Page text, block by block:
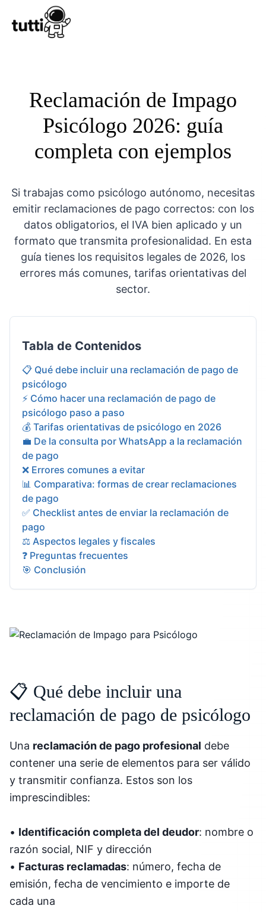
Reclamación de Impago
Psicólogo 2026: guía
completa con ejemplos
Si trabajas como psicólogo autónomo, necesitas
emitir reclamaciones de pago correctos: con los
datos obligatorios, el IVA bien aplicado y un
formato que transmita profesionalidad. En esta
guía tienes los requisitos legales de 2026, los
errores más comunes, tarifas orientativas del
sector.
Tabla de Contenidos
📋 Qué debe incluir una reclamación de pago de
psicólogo
⚡ Cómo hacer una reclamación de pago de
psicólogo paso a paso
💰 Tarifas orientativas de psicólogo en 2026
💼 De la consulta por WhatsApp a la reclamación
de pago
❌ Errores comunes a evitar
📊 Comparativa: formas de crear reclamaciones
de pago
✅ Checklist antes de enviar la reclamación de
pago
⚖️ Aspectos legales y fiscales
❓ Preguntas frecuentes
🎯 Conclusión
📋 Qué debe incluir una
reclamación de pago de psicólogo
Una reclamación de pago profesional debe
contener una serie de elementos para ser válido
y transmitir confianza. Estos son los
imprescindibles:
• Identificación completa del deudor: nombre o
razón social, NIF y dirección
• Facturas reclamadas: número, fecha de
emisión, fecha de vencimiento e importe de
cada una